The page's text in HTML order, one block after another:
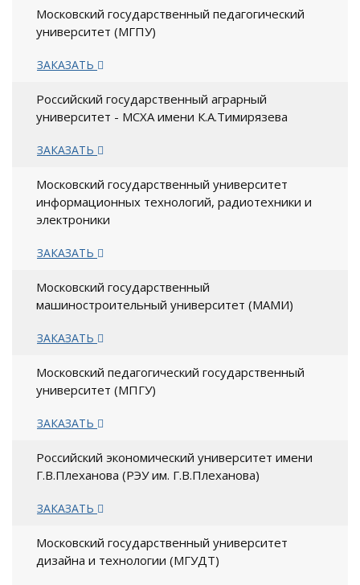
Московский государственный педагогический
университет (МГПУ)
ЗАКАЗАТЬ
Российский государственный аграрный
университет - МСХА имени К.А.Тимирязева
ЗАКАЗАТЬ
Московский государственный университет
информационных технологий, радиотехники и
электроники
ЗАКАЗАТЬ
Московский государственный
машиностроительный университет (МАМИ)
ЗАКАЗАТЬ
Московский педагогический государственный
университет (МПГУ)
ЗАКАЗАТЬ
Российский экономический университет имени
Г.В.Плеханова (РЭУ им. Г.В.Плеханова)
ЗАКАЗАТЬ
Московский государственный университет
дизайна и технологии (МГУДТ)